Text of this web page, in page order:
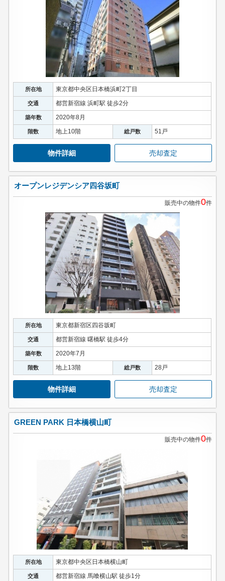
所在地 東京都中央区日本橋浜町2丁目
交通 都営新宿線 浜町駅 徒歩2分
築年数 2020年8月
階数 地上10階 総戸数 51戸
物件詳細 売却査定
オープンレジデンシア四谷坂町
販売中の物件0件
所在地 東京都新宿区四谷坂町
交通 都営新宿線 曙橋駅 徒歩4分
築年数 2020年7月
階数 地上13階 総戸数 28戸
物件詳細 売却査定
GREEN PARK 日本橋横山町
販売中の物件0件
所在地 東京都中央区日本橋横山町
交通 都営新宿線 馬喰横山駅 徒歩1分